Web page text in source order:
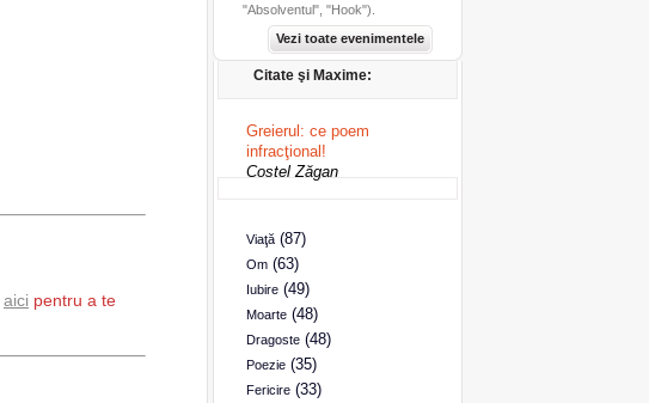
aici pentru a te
"Absolventul", "Hook").
Vezi toate evenimentele
Citate şi Maxime:
Greierul: ce poem
infracţional!
Costel Zăgan
Viaţă(87)
Om(63)
Iubire(49)
Moarte(48)
Dragoste(48)
Poezie(35)
Fericire(33)